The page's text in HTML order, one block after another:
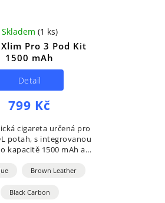
Xlim Pro 3 Pod Kit
1500 mAh
Skladem (1 ks)
799 Kč
Detail
cigareta určená pro
potah, s integrovanou
kapacitě 1500 mAh a
tak manuální spínání,
Brown Leather
Black Carbon